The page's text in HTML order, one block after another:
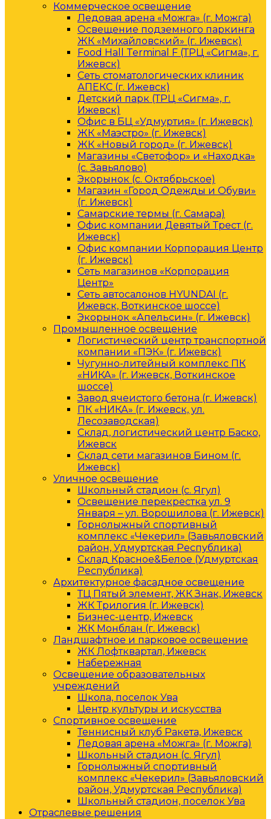
Коммерческое освещение
Ледовая арена «Можга» (г. Можга)
Освещение подземного паркинга
ЖК «Михайловский» (г. Ижевск)
Food Hall Terminal F (ТРЦ «Сигма», г.
Ижевск)
Сеть стоматологических клиник
АПЕКС (г. Ижевск)
Детский парк (ТРЦ «Сигма», г.
Ижевск)
Офис в БЦ «Удмуртия» (г. Ижевск)
ЖК «Маэстро» (г. Ижевск)
ЖК «Новый город» (г. Ижевск)
Магазины «Светофор» и «Находка»
(с. Завьялово)
Экорынок (с. Октябрьское)
Магазин «Город Одежды и Обуви»
(г. Ижевск)
Самарские термы (г. Самара)
Офис компании Девятый Трест (г.
Ижевск)
Офис компании Корпорация Центр
(г. Ижевск)
Сеть магазинов «Корпорация
Центр»
Сеть автосалонов HYUNDAI (г.
Ижевск, Воткинское шоссе)
Экорынок «Апельсин» (г. Ижевск)
Промышленное освещение
Логистический центр транспортной
компании «ПЭК» (г. Ижевск)
Чугунно-литейный комплекс ПК
«НИКА» (г. Ижевск, Воткинское
шоссе)
Завод ячеистого бетона (г. Ижевск)
ПК «НИКА» (г. Ижевск, ул.
Лесозаводская)
Склад, логистический центр Баско,
Ижевск
Склад сети магазинов Бином (г.
Ижевск)
Уличное освещение
Школьный стадион (с. Ягул)
Освещение перекрестка ул. 9
Января – ул. Ворошилова (г. Ижевск)
Горнолыжный спортивный
комплекс «Чекерил» (Завьяловский
район, Удмуртская Республика)
Склад Красное&Белое (Удмуртская
Республика)
Архитектурное фасадное освещение
ТЦ Пятый элемент, ЖК Знак, Ижевск
ЖК Трилогия (г. Ижевск)
Бизнес-центр, Ижевск
ЖК Монблан (г. Ижевск)
Ландшафтное и парковое освещение
ЖК Лофтквартал, Ижевск
Набережная
Освещение образовательных
учреждений
Школа, поселок Ува
Центр культуры и искусства
Спортивное освещение
Теннисный клуб Ракета, Ижевск
Ледовая арена «Можга» (г. Можга)
Школьный стадион (с. Ягул)
Горнолыжный спортивный
комплекс «Чекерил» (Завьяловский
район, Удмуртская Республика)
Школьный стадион, поселок Ува
Отраслевые решения